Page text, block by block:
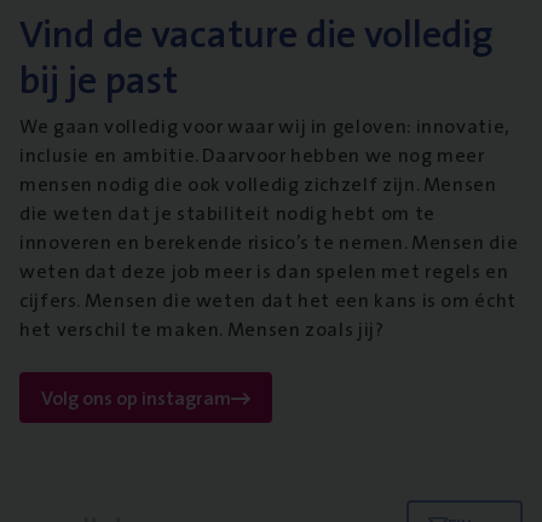
Vind de vacature die volledig
bij je past
We gaan volledig voor waar wij in geloven: innovatie,
inclusie en ambitie. Daarvoor hebben we nog meer
mensen nodig die ook volledig zichzelf zijn. Mensen
die weten dat je stabiliteit nodig hebt om te
innoveren en berekende risico’s te nemen. Mensen die
weten dat deze job meer is dan spelen met regels en
cijfers. Mensen die weten dat het een kans is om écht
het verschil te maken. Mensen zoals jij?
Volg ons op instagram